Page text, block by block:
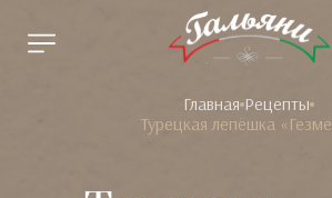
Главная Рецепты
Турецкая лепёшка